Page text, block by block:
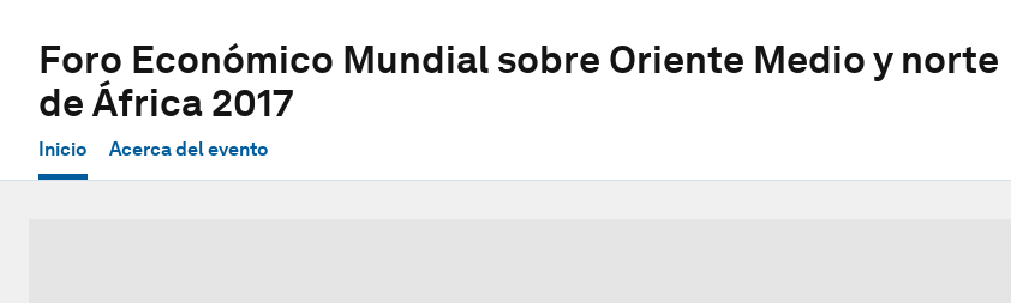
Foro Económico Mundial sobre Oriente Medio y norte
de África 2017
Inicio Acerca del evento